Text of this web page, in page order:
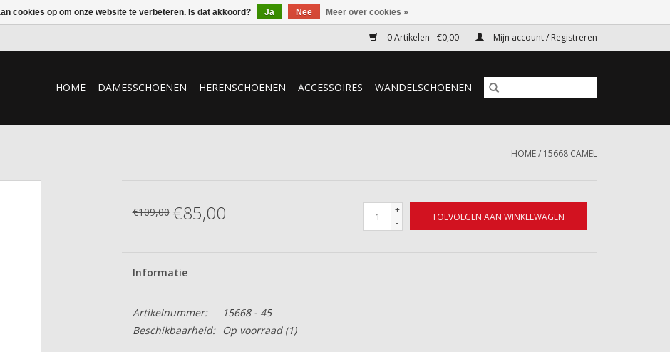
0 Artikelen - €0,00 Mijn account / Registreren
HOME DAMESSCHOENEN HERENSCHOENEN ACCESSOIRES WANDELSCHOENEN
HOME/ 15668 CAMEL
€109,00 €85,00
+
-
TOEVOEGEN AAN WINKELWAGEN
Informatie
Artikelnummer:
15668 - 45
Beschikbaarheid:
Op voorraad(1)
cookies op om onze website te verbeteren. Is dat akkoord? Ja Nee Meer over cookies »